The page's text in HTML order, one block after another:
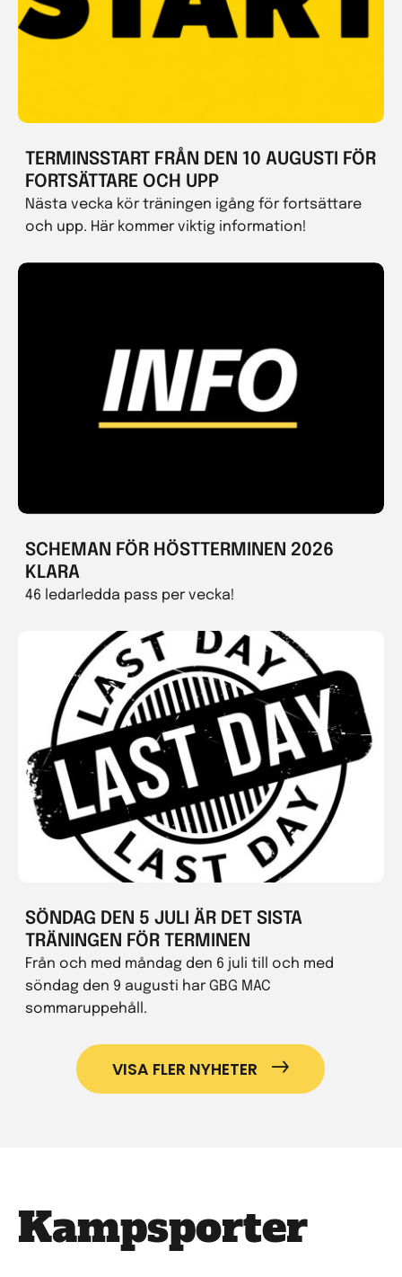
TERMINSSTART FRÅN DEN 10 AUGUSTI FÖR
FORTSÄTTARE OCH UPP
Nästa vecka kör träningen igång för fortsättare
och upp. Här kommer viktig information!
SCHEMAN FÖR HÖSTTERMINEN 2026
KLARA
46 ledarledda pass per vecka!
SÖNDAG DEN 5 JULI ÄR DET SISTA
TRÄNINGEN FÖR TERMINEN
Från och med måndag den 6 juli till och med
söndag den 9 augusti har GBG MAC
sommaruppehåll.
VISA FLER NYHETER
Kampsporter